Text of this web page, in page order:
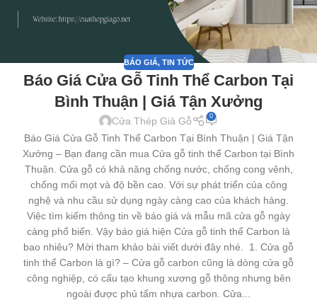
BÁO GIÁ, TIN TỨC
Báo Giá Cửa Gỗ Tinh Thể Carbon Tại
Bình Thuận | Giá Tận Xưởng
Cửa Thép Giả Gỗ 0
Báo Giá Cửa Gỗ Tinh Thể Carbon Tại Bình Thuận | Giá Tận
Xưởng – Bạn đang cần mua Cửa gỗ tinh thể Carbon tại Bình
Thuận. Cửa gỗ có khả năng chống nước, chống cong vênh,
chống mối mọt và độ bền cao. Với sự phát triển của công
nghệ và nhu cầu sử dụng ngày càng cao của khách hàng.
Việc tìm kiếm thông tin về báo giá và mẫu mã cửa gỗ ngày
càng phổ biến. Vậy báo giá hiện Cửa gỗ tinh thể Carbon là
bao nhiêu? Mời tham khảo bài viết dưới đây nhé. 1. Cửa gỗ
tinh thể Carbon là gì? – Cửa gỗ carbon cũng là dòng cửa gỗ
công nghiệp, có cấu tạo khung xương gỗ thông nhưng bên
ngoài được phủ tấm nhựa carbon. Cửa...